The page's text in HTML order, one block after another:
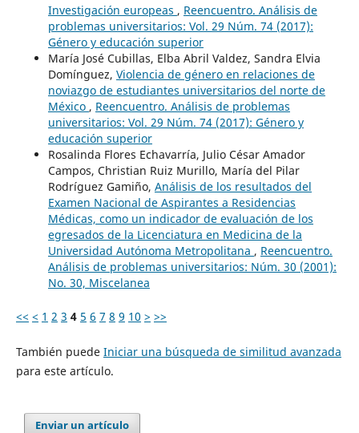
Investigación europeas , Reencuentro. Análisis de
problemas universitarios: Vol. 29 Núm. 74 (2017):
Género y educación superior
María José Cubillas, Elba Abril Valdez, Sandra Elvia
Domínguez, Violencia de género en relaciones de
noviazgo de estudiantes universitarios del norte de
México , Reencuentro. Análisis de problemas
universitarios: Vol. 29 Núm. 74 (2017): Género y
educación superior
Rosalinda Flores Echavarría, Julio César Amador
Campos, Christian Ruiz Murillo, María del Pilar
Rodríguez Gamiño, Análisis de los resultados del
Examen Nacional de Aspirantes a Residencias
Médicas, como un indicador de evaluación de los
egresados de la Licenciatura en Medicina de la
Universidad Autónoma Metropolitana , Reencuentro.
Análisis de problemas universitarios: Núm. 30 (2001):
No. 30, Miscelanea
<< < 1 2 3 4 5 6 7 8 9 10 > >>
También puede Iniciar una búsqueda de similitud avanzada
para este artículo.
Enviar un artículo